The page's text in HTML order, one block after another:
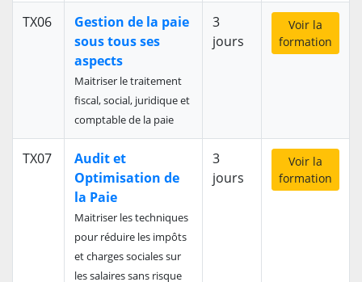
TX06
Gestion de la paie
sous tous ses
aspects
Maitriser le traitement
fiscal, social, juridique et
comptable de la paie
3
jours
Voir la
formation
TX07
Audit et
Optimisation de
la Paie
Maitriser les techniques
pour réduire les impôts
et charges sociales sur
les salaires sans risque
3
jours
Voir la
formation